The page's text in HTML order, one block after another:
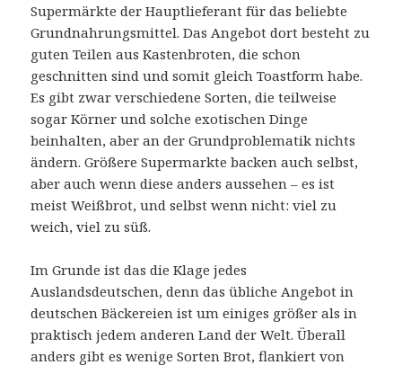
Supermärkte der Hauptlieferant für das beliebte
Grundnahrungsmittel. Das Angebot dort besteht zu
guten Teilen aus Kastenbroten, die schon
geschnitten sind und somit gleich Toastform habe.
Es gibt zwar verschiedene Sorten, die teilweise
sogar Körner und solche exotischen Dinge
beinhalten, aber an der Grundproblematik nichts
ändern. Größere Supermarkte backen auch selbst,
aber auch wenn diese anders aussehen – es ist
meist Weißbrot, und selbst wenn nicht: viel zu
weich, viel zu süß.
Im Grunde ist das die Klage jedes
Auslandsdeutschen, denn das übliche Angebot in
deutschen Bäckereien ist um einiges größer als in
praktisch jedem anderen Land der Welt. Überall
anders gibt es wenige Sorten Brot, flankiert von